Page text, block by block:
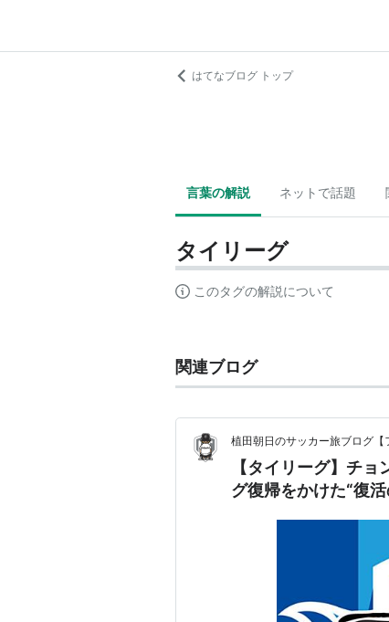
はてなブログ トップ
言葉の解説 ネットで話題
タイリーグ
このタグの解説について
関連ブログ
植田朝日のサッカー旅ブログ【
【タイリーグ】チ
グ復帰をかけた“復活